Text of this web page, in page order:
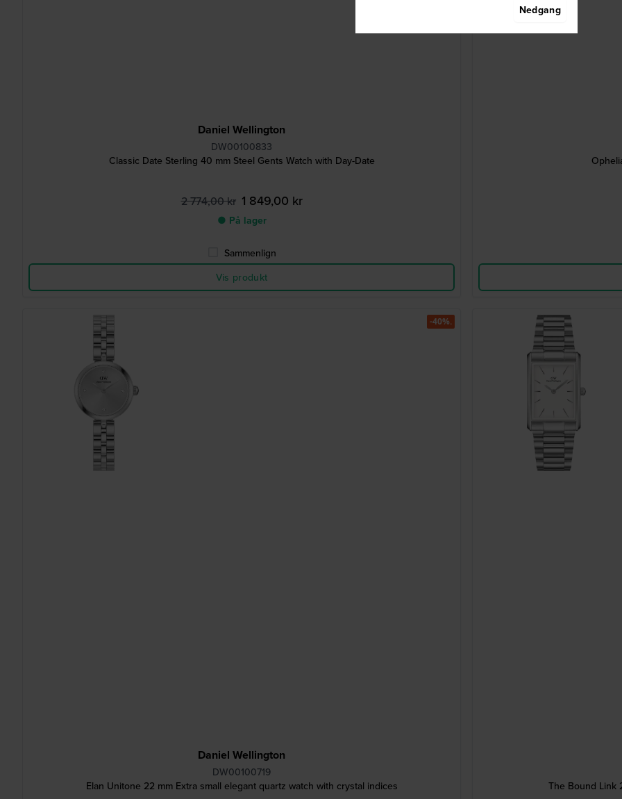
Daniel Wellington
DW00100833
Classic Date Sterling 40 mm Steel Gents Watch with Day-Date
2 774,00 kr 1 849,00 kr
● På lager
Sammenlign
Vis produkt
Daniel Wellington
DW00100719
Elan Unitone 22 mm Extra small elegant quartz watch with crystal indices
-40%.
The Bound Link
Nedgang